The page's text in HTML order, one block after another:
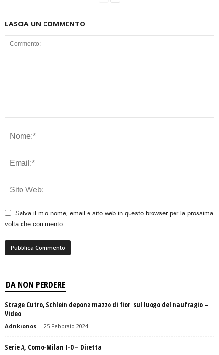
LASCIA UN COMMENTO
Salva il mio nome, email e sito web in questo browser per la prossima
volta che commento.
DA NON PERDERE
Strage Cutro, Schlein depone mazzo di fiori sul luogo del naufragio –
Video
Adnkronos - 25 Febbraio 2024
Serie A, Como-Milan 1-0 – Diretta